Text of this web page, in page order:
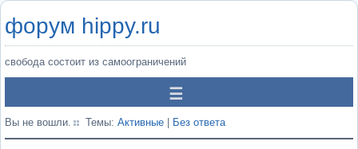
форум hippy.ru
свобода состоит из самоограничений
Вы не вошли. Темы: Активные Без ответа